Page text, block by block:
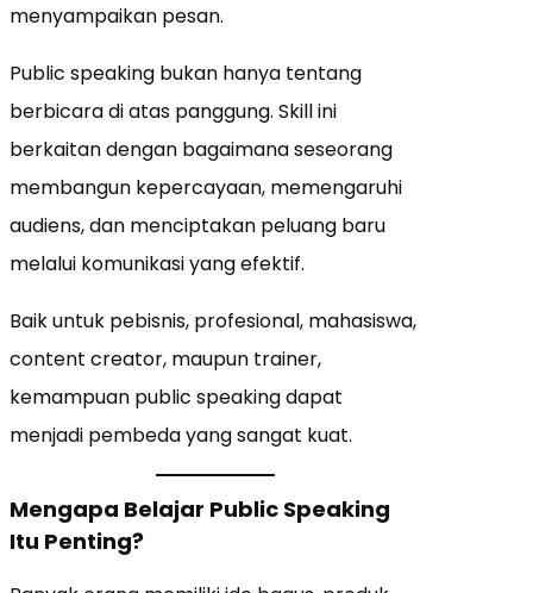
menyampaikan pesan.
Public speaking bukan hanya tentang
berbicara di atas panggung. Skill ini
berkaitan dengan bagaimana seseorang
membangun kepercayaan, memengaruhi
audiens, dan menciptakan peluang baru
melalui komunikasi yang efektif.
Baik untuk pebisnis, profesional, mahasiswa,
content creator, maupun trainer,
kemampuan public speaking dapat
menjadi pembeda yang sangat kuat.
Mengapa Belajar Public Speaking
Itu Penting?